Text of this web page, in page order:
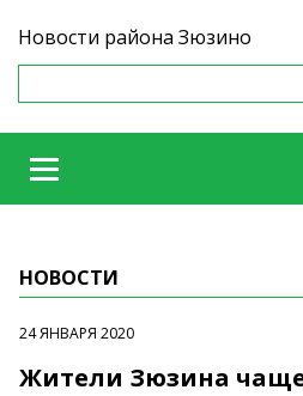
Новости района Зюзино
НОВОСТИ
24 ЯНВАРЯ 2020
Жители Зюзина